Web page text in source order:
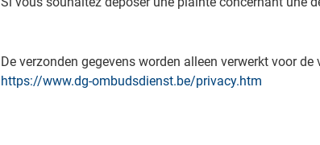
De verzonden gegevens worden alleen verwerkt voor
https://www.dg-ombudsdienst.be/privacy.htm